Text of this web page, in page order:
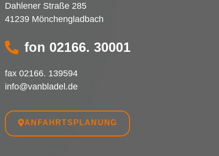
Dahlener Straße 285
41239 Mönchengladbach
fon 02166. 30001
fax 02166. 139594
info@vanbladel.de
ANFAHRTSPLANUNG